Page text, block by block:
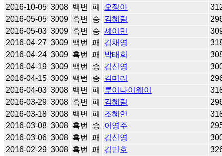
2016-10-05 3008 백번 패 오정아
2016-05-05 3009 흑번 승 김혜림
2016-05-03 3009 흑번 승 셰이민
2016-04-27 3009 백번 패 김채영
2016-04-24 3009 흑번 패 박태희
2016-04-19 3009 백번 승 김신영
2016-04-15 3009 백번 승 김미리
2016-04-03 3008 백번 패 루이나이웨이
2016-03-29 3008 흑번 패 김혜림
2016-03-18 3008 백번 패 조혜연
2016-03-08 3008 흑번 승 이영주
2016-03-06 3008 흑번 패 김신영
2016-02-29 3008 흑번 패 김민호